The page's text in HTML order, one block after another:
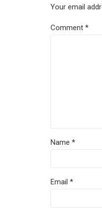
Your email
Comment *
Name *
Email *